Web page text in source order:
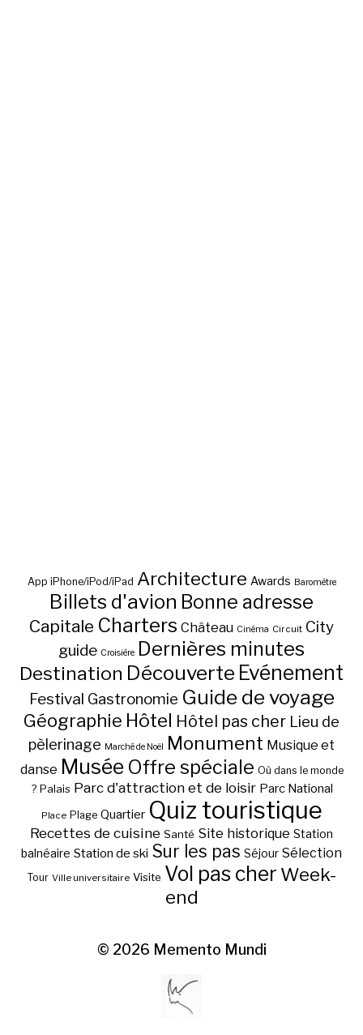
App iPhone/iPod/iPad Architecture Awards Baromètre
Billets d'avion Bonne adresse
Capitale Charters Château Cinéma Circuit City
guide Croisière Dernières minutes
Destination Découverte Evénement
Festival Gastronomie Guide de voyage
Géographie Hôtel Hôtel pas cher Lieu de
pèlerinage Marché de Noël Monument Musique et
danse Musée Offre spéciale Où dans le monde
? Palais Parc d'attraction et de loisir Parc National
Place Plage Quartier Quiz touristique
Recettes de cuisine Santé Site historique Station
balnéaire Station de ski Sur les pas Séjour Sélection
Tour Ville universitaire Visite Vol pas cher Week-
end
© 2026 Memento Mundi